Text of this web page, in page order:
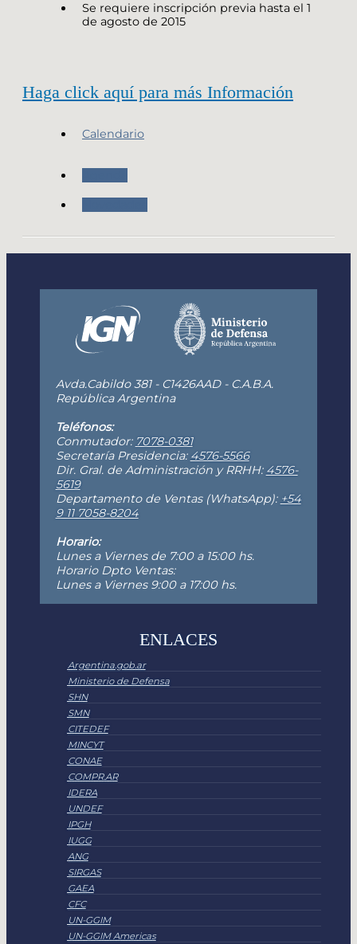
Se requiere inscripción previa hasta el 1
de agosto de 2015
Haga click aquí para más Información
Calendario
Avda.Cabildo 381 - C1426AAD - C.A.B.A.
República Argentina
Teléfonos:
Conmutador: 7078-0381
Secretaría Presidencia: 4576-5566
Dir. Gral. de Administración y RRHH: 4576-
5619
Departamento de Ventas (WhatsApp): +54
9 11 7058-8204
Horario:
Lunes a Viernes de 7:00 a 15:00 hs.
Horario Dpto Ventas:
Lunes a Viernes 9:00 a 17:00 hs.
ENLACES
Argentina.gob.ar
Ministerio de Defensa
SHN
SMN
CITEDEF
MINCYT
CONAE
COMPR.AR
IDERA
UNDEF
IPGH
IUGG
ANG
SIRGAS
GAEA
CFC
UN-GGIM
UN-GGIM Americas